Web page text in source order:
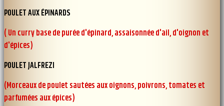
POULET AUX ÉPINARDS
( Un curry base de purée d'épinard, assaisonnée d'ail, d'oignon et
d'épices)
POULET JALFREZI
(Morceaux de poulet sautées aux oignons, poivrons, tomates et
parfumées aux épices)